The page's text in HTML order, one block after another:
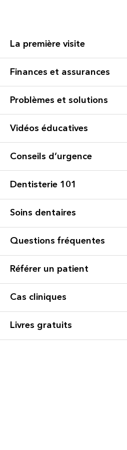
La première visite
Finances et assurances
Problèmes et solutions
Vidéos éducatives
Conseils d’urgence
Dentisterie 101
Soins dentaires
Questions fréquentes
Référer un patient
Cas cliniques
Livres gratuits